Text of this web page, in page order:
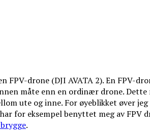
FPV-drone (DJI AVATA 2). En FPV-
måte enn en ordinær drone.
ute og inne. For øyeblikket øver
for eksempel benyttet meg av FPV
.